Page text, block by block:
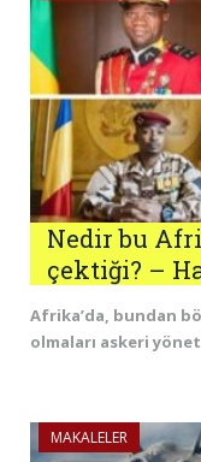
Nedir bu
çektiği? –
Afrika’da, bundan
olmaları askeri
MAKALELER